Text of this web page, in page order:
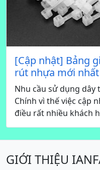
[Cập nhật] Bảng
rút nhựa mới
Nhu cầu sử dụng dây
Chính vì thế việc cập
điều rất nhiều khách
GIỚI THIỆU